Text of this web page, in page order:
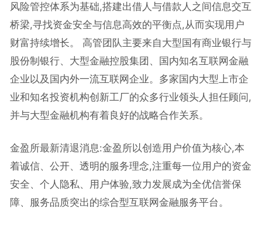
风险管控体系为基础,搭建出借人与借款人之间信息交互
桥梁,寻找资金安全与信息高效的平衡点,从而实现用户
财富持续增长。 高管团队主要来自大型国有商业银行与
股份制银行、大型金融控股集团、国内知名互联网金融
企业以及国内外一流互联网企业。多家国内大型上市企
业和知名投资机构创新工厂的众多行业领头人担任顾问,
并与大型金融机构有着良好的战略合作关系。
金盈所最新清退消息:金盈所以创造用户价值为核心,本
着诚信、公开、透明的服务理念,注重每一位用户的资金
安全、个人隐私、用户体验,致力发展成为全优信誉保
障、服务品质突出的综合型互联网金融服务平台。